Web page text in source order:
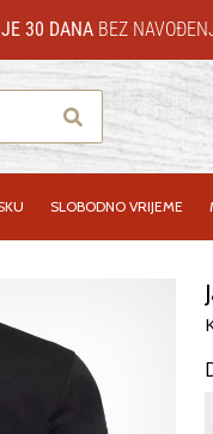
30 DANABEZ
SLOBODNO VRIJEME